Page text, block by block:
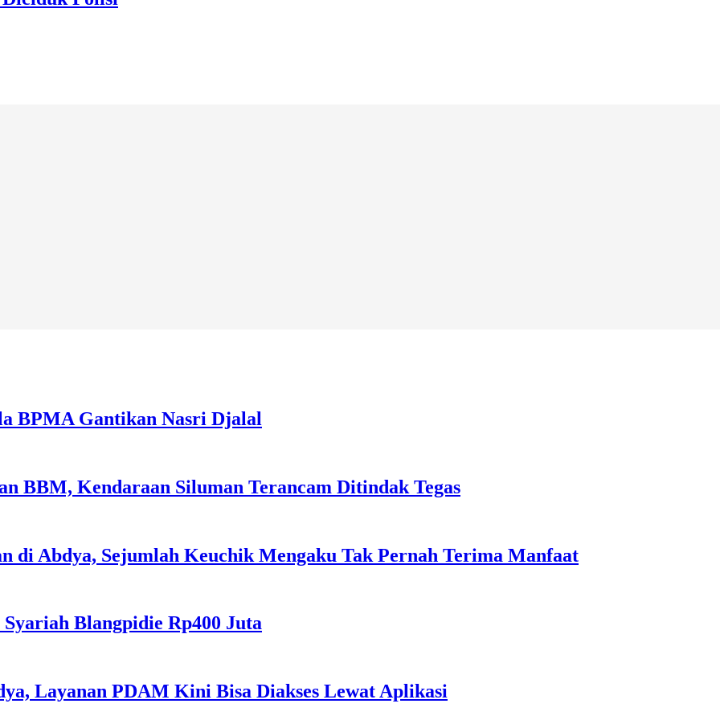
BPMA Gantikan Nasri Djalal
BBM, Kendaraan Siluman Terancam Ditindak Tegas
di Abdya, Sejumlah Keuchik Mengaku Tak Pernah Terima Manfaat
Blangpidie Rp400 Juta
Layanan PDAM Kini Bisa Diakses Lewat Aplikasi